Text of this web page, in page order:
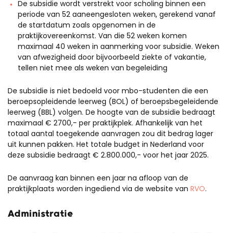
De subsidie wordt verstrekt voor scholing binnen een
periode van 52 aaneengesloten weken, gerekend vanaf
de startdatum zoals opgenomen in de
praktijkovereenkomst. Van die 52 weken komen
maximaal 40 weken in aanmerking voor subsidie. Weken
van afwezigheid door bijvoorbeeld ziekte of vakantie,
tellen niet mee als weken van begeleiding
De subsidie is niet bedoeld voor mbo-studenten die een
beroepsopleidende leerweg (BOL) of beroepsbegeleidende
leerweg (BBL) volgen. De hoogte van de subsidie bedraagt
maximaal € 2700,- per praktijkplek. Afhankelijk van het
totaal aantal toegekende aanvragen zou dit bedrag lager
uit kunnen pakken. Het totale budget in Nederland voor
deze subsidie bedraagt € 2.800.000,- voor het jaar 2025.
De aanvraag kan binnen een jaar na afloop van de
praktijkplaats worden ingediend via de website van RVO.
Administratie